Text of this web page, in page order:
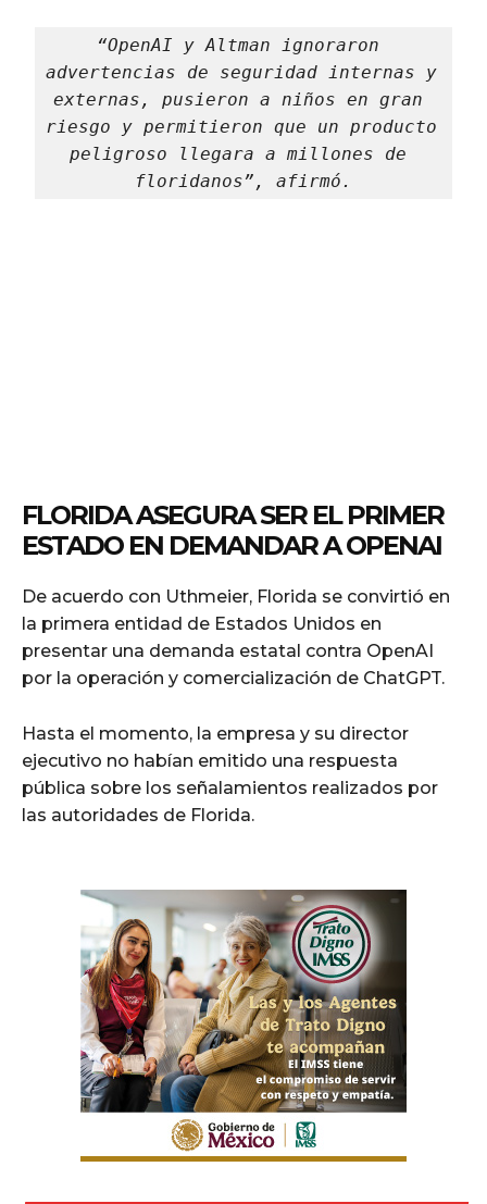
“OpenAI y Altman ignoraron
advertencias de seguridad internas y
externas, pusieron a niños en gran
riesgo y permitieron que un producto
peligroso llegara a millones de
floridanos”, afirmó.
FLORIDA ASEGURA SER EL PRIMER
ESTADO EN DEMANDAR A OPENAI
De acuerdo con Uthmeier, Florida se convirtió en
la primera entidad de Estados Unidos en
presentar una demanda estatal contra OpenAI
por la operación y comercialización de ChatGPT.
Hasta el momento, la empresa y su director
ejecutivo no habían emitido una respuesta
pública sobre los señalamientos realizados por
las autoridades de Florida.